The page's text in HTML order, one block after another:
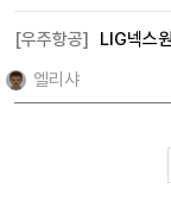
[우주항공]
LIG넥스
엘리샤